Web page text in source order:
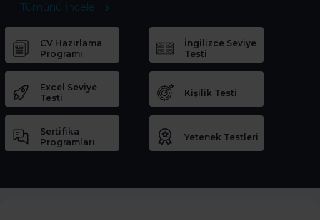
Tümünü İncele
CV Hazırlama
Programı
İngilizce Seviye
Testi
Excel Seviye
Testi
Kişilik Testi
Sertifika
Programları
Yetenek Testleri